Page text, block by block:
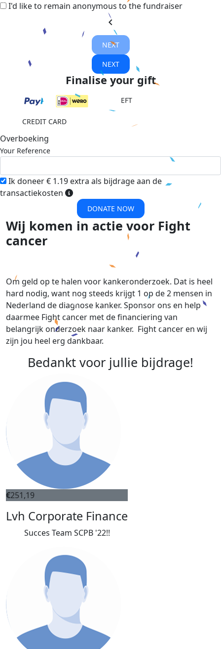
I'd like to remain anonymous to the fundraiser
chevron_left
NEXT
NEXT
Finalise your gift
EFT
CREDIT CARD
Overboeking
Your Reference
Ik doneer € 1.19 extra als bijdrage aan de
transactiekosten
DONATE NOW
Wij komen in actie voor Fight
cancer
Om geld op te halen voor kankeronderzoek. Dat is heel
hard nodig, want nog steeds krijgt 1 op de 2 mensen in
Nederland de diagnose kanker. Sponsor ons en help
daarmee Fight cancer met de financiering van
belangrijk onderzoek naar kanker. Fight cancer en wij
zijn jou heel erg dankbaar.
Bedankt voor jullie bijdrage!
€251,19
Lvh Corporate Finance
Succes Team SCPB '22!!